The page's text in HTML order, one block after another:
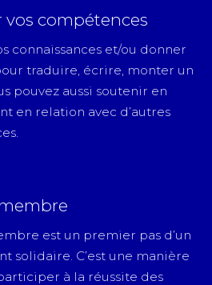
compétences
connaissances et/ou donner
traduire, écrire, monter un
pouvez aussi soutenir en
en relation avec d’autres
est un premier pas d’un
solidaire. C’est une manière
à la réussite des